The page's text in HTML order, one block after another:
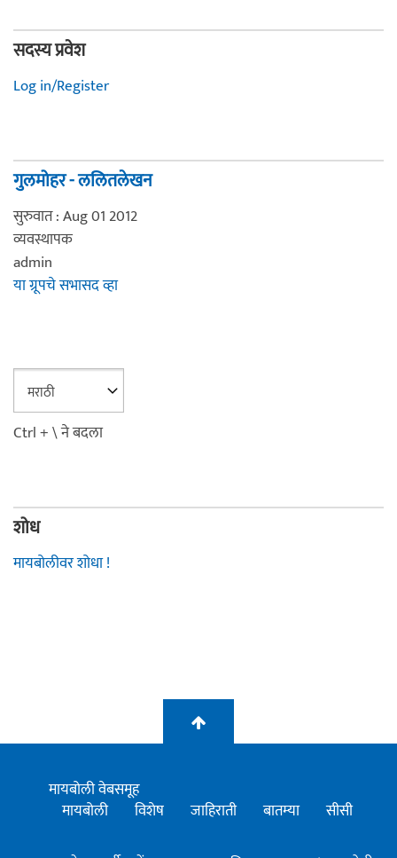
सदस्य प्रवेश
Log in/Register
गुलमोहर - ललितलेखन
सुरुवात : Aug 01 2012
व्यवस्थापक
admin
या ग्रूपचे सभासद व्हा
Ctrl + \ ने बदला
शोध
मायबोलीवर शोधा !
मायबोली वेबसमूह
मायबोली
विशेष जाहिराती बातम्या सीसी